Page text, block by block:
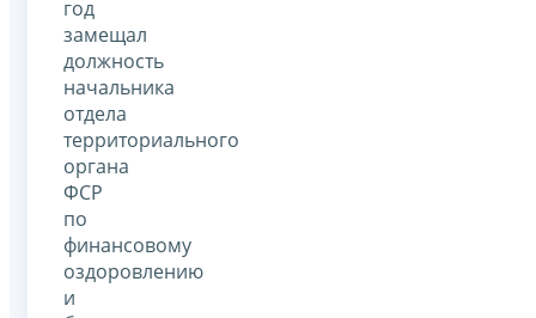
год
замещал
должность
начальника
отдела
территориального
органа
ФСР
по
финансовому
оздоровлению
и